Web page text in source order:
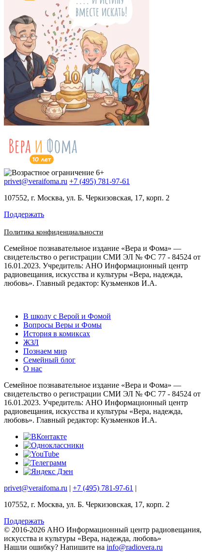
privet@veraifoma.ru +7 (495) 781-97-61
107552, г. Москва, ул. Б. Черкизовская, 17, корп. 2
Поддержать
Политика конфиденциальности
Семейное познавательное издание «Вера и Фома» —
свидетельство о регистрации СМИ ЭЛ № ФС 77 - 84524 от
16.01.2023. Учредитель: АНО Информационный центр
радиовещания, искусства и культуры «Вера, надежда,
любовь». Главный редактор: Кузьменков И.А.
В школу с Верой и Фомой
Вопросы Веры и Фомы
История в комиксах
ЖЗЛ
Познаем мир
Семейный блог
О нас
Семейное познавательное издание «Вера и Фома» —
свидетельство о регистрации СМИ ЭЛ № ФС 77 - 84524 от
16.01.2023. Учредитель: АНО Информационный центр
радиовещания, искусства и культуры «Вера, надежда,
любовь». Главный редактор: Кузьменков И.А.
privet@veraifoma.ru +7 (495) 781-97-61
107552, г. Москва, ул. Б. Черкизовская, 17, корп. 2
Поддержать
© 2016-2026 АНО Информационный центр радиовещания,
искусства и культуры «Вера, надежда, любовь»
Нашли ошибку? Напишите на info@radiovera.ru